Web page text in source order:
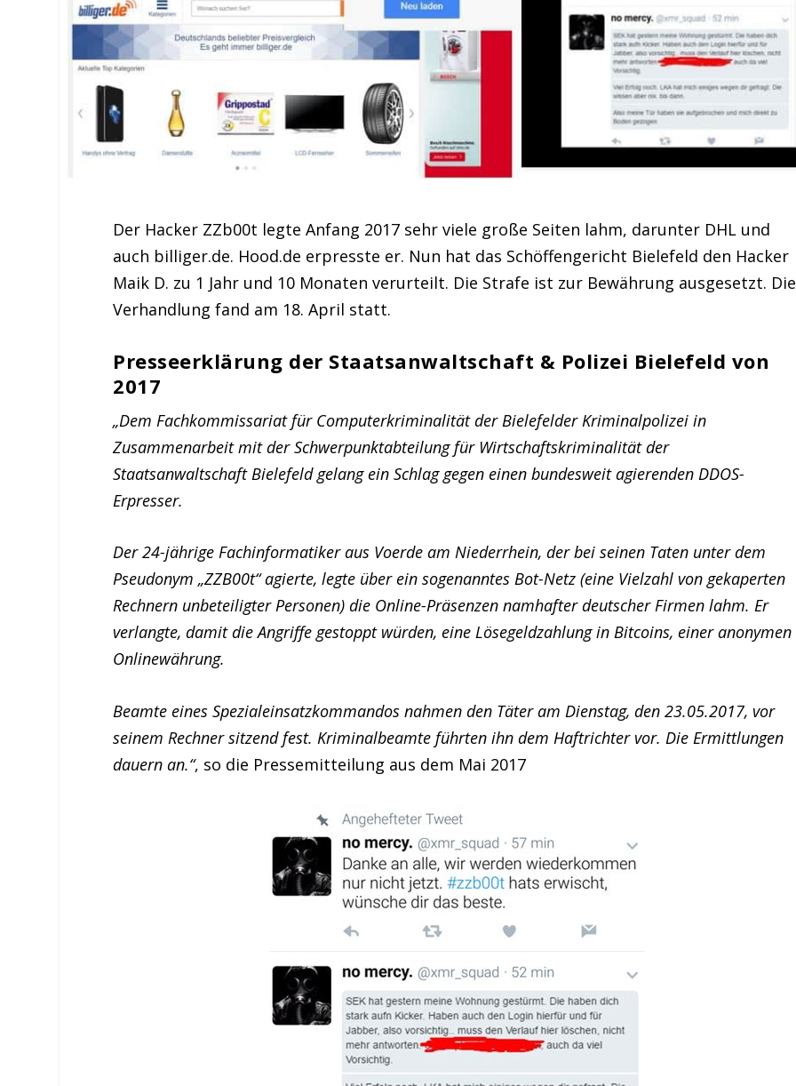
Der Hacker ZZb00t legte Anfang 2017 sehr viele große Seiten lahm, darunter DHL und
auch billiger.de. Hood.de erpresste er. Nun hat das Schöffengericht Bielefeld den Hacker
Maik D. zu 1 Jahr und 10 Monaten verurteilt. Die Strafe ist zur Bewährung ausgesetzt. Die
Verhandlung fand am 18. April statt.
Presseerklärung der Staatsanwaltschaft & Polizei Bielefeld von
2017
„Dem Fachkommissariat für Computerkriminalität der Bielefelder Kriminalpolizei in
Zusammenarbeit mit der Schwerpunktabteilung für Wirtschaftskriminalität der
Staatsanwaltschaft Bielefeld gelang ein Schlag gegen einen bundesweit agierenden DDOS-
Erpresser.
Der 24-jährige Fachinformatiker aus Voerde am Niederrhein, der bei seinen Taten unter dem
Pseudonym „ZZB00t“ agierte, legte über ein sogenanntes Bot-Netz (eine Vielzahl von gekaperten
Rechnern unbeteiligter Personen) die Online-Präsenzen namhafter deutscher Firmen lahm. Er
verlangte, damit die Angriffe gestoppt würden, eine Lösegeldzahlung in Bitcoins, einer anonymen
Onlinewährung.
Beamte eines Spezialeinsatzkommandos nahmen den Täter am Dienstag, den 23.05.2017, vor
seinem Rechner sitzend fest. Kriminalbeamte führten ihn dem Haftrichter vor. Die Ermittlungen
dauern an.“, so die Pressemitteilung aus dem Mai 2017